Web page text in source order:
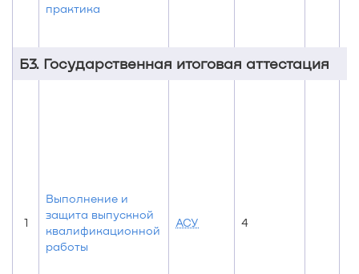
практика
Б3. Государственная итоговая аттестация
1
Выполнение и
защита выпускной
квалификационной
работы
АСУ 4